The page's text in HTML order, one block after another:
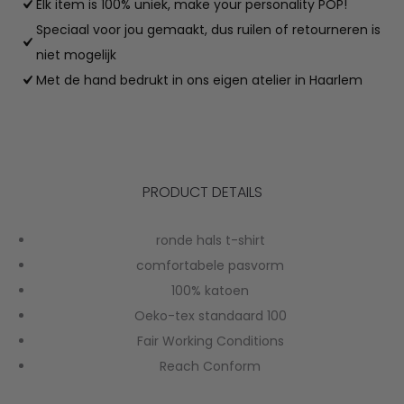
Elk item is 100% uniek, make your personality POP!
Speciaal voor jou gemaakt, dus ruilen of retourneren is
niet mogelijk
Met de hand bedrukt in ons eigen atelier in Haarlem
wit
aantal
PRODUCT DETAILS
ronde hals t-shirt
comfortabele pasvorm
100% katoen
Oeko-tex standaard 100
Fair Working Conditions
Reach Conform